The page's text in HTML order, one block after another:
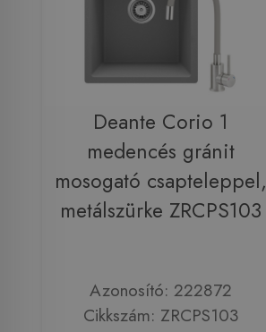
Deante Corio 1
medencés gránit
mosogató csapteleppel,
metálszürke ZRCPS103
Azonosító: 222872
Cikkszám: ZRCPS103